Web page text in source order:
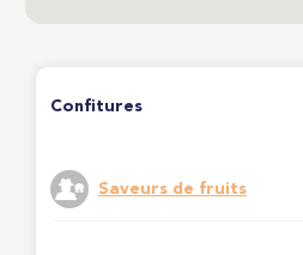
Confitures
Saveurs de fruits